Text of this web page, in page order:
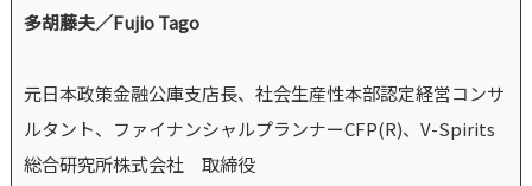
多胡藤夫／Fujio Tago
元日本政策金融公庫支店長、社会生産性本部認定経営コンサ
ルタント、ファイナンシャルプランナーCFP(R)、V-Spirits
総合研究所株式会社 取締役